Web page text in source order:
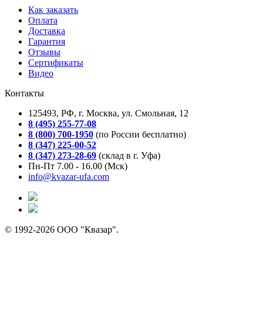
Как заказать
Оплата
Доставка
Гарантия
Отзывы
Сертификаты
Видео
Контакты
125493, РФ, г. Москва, ул. Смольная, 12
8 (495) 255-77-08
8 (800) 700-1950 (по России бесплатно)
8 (347) 225-00-52
8 (347) 273-28-69 (склад в г. Уфа)
Пн-Пт 7.00 - 16.00 (Мск)
info@kvazar-ufa.com
© 1992-2026 ООО "Квазар".